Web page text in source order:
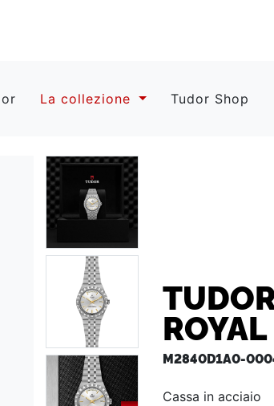
La collezione Tudor Shop
ROYAL
M2840D1A0-
Cassa in acciaio